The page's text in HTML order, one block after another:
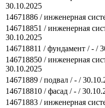
30.10.2025
14671886 / инженерная
146718851 / инженерная
30.10.2025
146718811 / фундамент / - /
146718850 / инженерная
30.10.2025
14671889 / подвал / - /
146718810 / фасад / - /
14671883 / инженерная